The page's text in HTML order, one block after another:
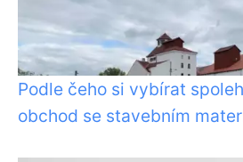
Podle čeho si vybírat
obchod se stavebním